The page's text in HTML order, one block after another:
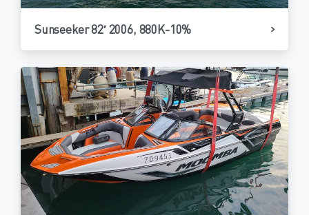
Sunseeker 82′ 2006, 880K-10%